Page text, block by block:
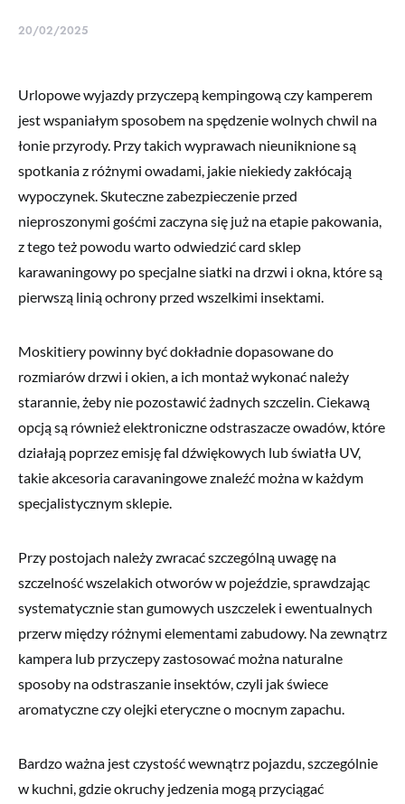
20/02/2025
Urlopowe wyjazdy przyczepą kempingową czy kamperem
jest wspaniałym sposobem na spędzenie wolnych chwil na
łonie przyrody. Przy takich wyprawach nieuniknione są
spotkania z różnymi owadami, jakie niekiedy zakłócają
wypoczynek. Skuteczne zabezpieczenie przed
nieproszonymi gośćmi zaczyna się już na etapie pakowania,
z tego też powodu warto odwiedzić card sklep
karawaningowy po specjalne siatki na drzwi i okna, które są
pierwszą linią ochrony przed wszelkimi insektami.
Moskitiery powinny być dokładnie dopasowane do
rozmiarów drzwi i okien, a ich montaż wykonać należy
starannie, żeby nie pozostawić żadnych szczelin. Ciekawą
opcją są również elektroniczne odstraszacze owadów, które
działają poprzez emisję fal dźwiękowych lub światła UV,
takie akcesoria caravaningowe znaleźć można w każdym
specjalistycznym sklepie.
Przy postojach należy zwracać szczególną uwagę na
szczelność wszelakich otworów w pojeździe, sprawdzając
systematycznie stan gumowych uszczelek i ewentualnych
przerw między różnymi elementami zabudowy. Na zewnątrz
kampera lub przyczepy zastosować można naturalne
sposoby na odstraszanie insektów, czyli jak świece
aromatyczne czy olejki eteryczne o mocnym zapachu.
Bardzo ważna jest czystość wewnątrz pojazdu, szczególnie
w kuchni, gdzie okruchy jedzenia mogą przyciągać